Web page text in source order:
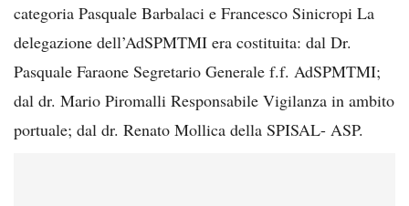
categoria Pasquale Barbalaci e Francesco Sinicropi La
delegazione dell’AdSPMTMI era costituita: dal Dr.
Pasquale Faraone Segretario Generale f.f. AdSPMTMI;
dal dr. Mario Piromalli Responsabile Vigilanza in ambito
portuale; dal dr. Renato Mollica della SPISAL- ASP.